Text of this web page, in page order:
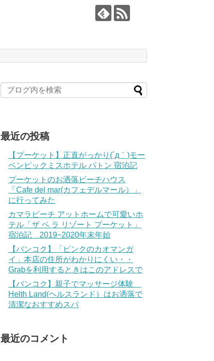
最近の投稿
【プーケット】正直がっかり(´д｀)モー
ベンピックミスホテル パトン 宿泊記
プーケットのお洒落ビーチハウス
「Cafe del mar(カフェデルマール）」
に行ってみた
カマラビーチ アットホームで可愛いホ
テル「ザ ペ ラ リゾート プーケット」
宿泊記 2019−2020年末年始
【バンコク】「ピンクのカオマンガ
イ」本店の住所がわかりにくい・・
Grabを利用するときはこのアドレスで
【バンコク】親子でマッサージ体験
Helth Land(ヘルスランド）はお洒落で
清潔なおすすめスパ
最近のコメント